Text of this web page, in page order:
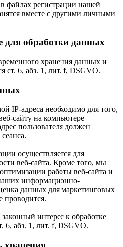
файлах регистрации нашей
вместе с другими личными
для обработки данных
хранения данных и
ст. 6, абз. 1, лит. f, DSGVO.
IP-адреса необходимо для того,
сайту на компьютере
пользователя должен
осуществляется для
веб-сайта. Кроме того, мы
работы веб-сайта и
информационно-
данных для маркетинговых
проводится.
интерес к обработке
6, абз. 1, лит. f, DSGVO.
хранения